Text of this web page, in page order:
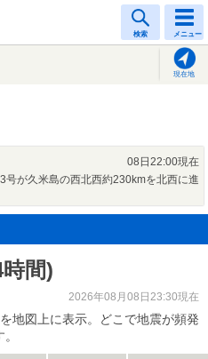
検索 メニュー
現在地
08日22:00現在
号が久米島の西北西約230kmを北西に進
間)
2026年08月08日23:30現在
地図上に表示。どこで地震が頻発